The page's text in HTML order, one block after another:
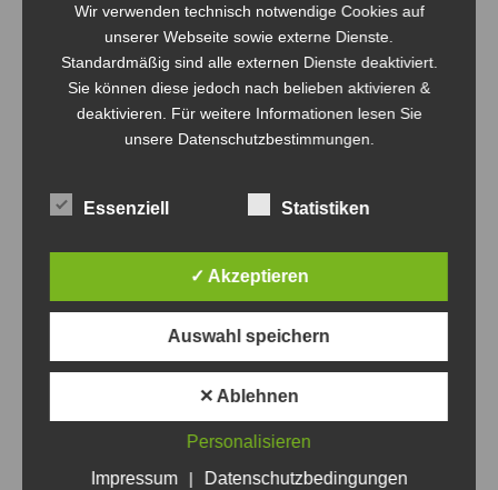
Wie immer am letzten Samstag im Februar, kann man sich
in Schwanebeck nicht nur die Bälle, sondern auch die
Nacht um die Ohren hauen. Die Panketaler
Volleyballnacht ist eine Pfichtveranstaltung für die
Volley-Bombas, der nur zu gerne nachgekommen wird. Im
Freizeitgruppe an und gewannen den Pokal.…
Wir verwenden technisch notwendige Cookies auf
unserer Webseite sowie externe Dienste.
Standardmäßig sind alle externen Dienste deaktiviert.
Sie können diese jedoch nach belieben aktivieren &
deaktivieren. Für weitere Informationen lesen Sie
unsere Datenschutzbestimmungen.
Essenziell Statistiken
✓ Akzeptieren
Auswahl speichern
✕ Ablehnen
Personalisieren
Impressum
| Datenschutzbedingungen